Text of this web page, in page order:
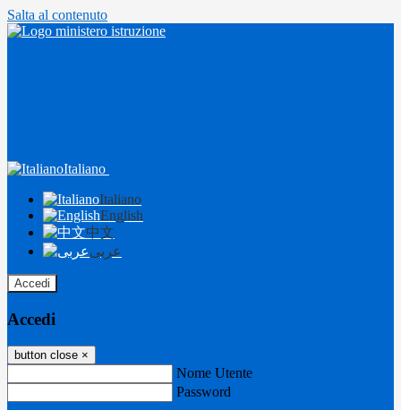
Salta al contenuto
Italiano
Italiano
English
中文
عربى
Accedi
Accedi
button close ×
Nome Utente
Password